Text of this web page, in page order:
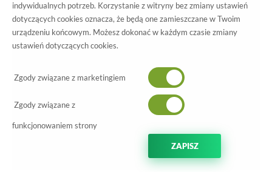
Wszystkie produkty
1-22406-27 855 Navy Structure
indywidualnych potrzeb. Korzystanie z witryny bez zmiany ustawień
dotyczących cookies oznacza, że będą one zamieszczane w Twoim
urządzeniu końcowym. Możesz dokonać w każdym czasie zmiany
ustawień dotyczących cookies.
Zgody związane z marketingiem
Zgody związane z
funkcjonowaniem strony
ZAPISZ